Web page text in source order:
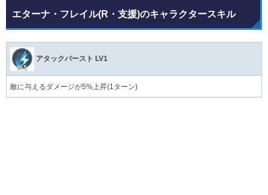
エターナ・フレイル(R・支援)のキャラクタースキル
アタックバースト LV1
敵に与えるダメージが5%上昇(1ターン)